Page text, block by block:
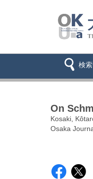
検
On
Kosaki,
Osaka